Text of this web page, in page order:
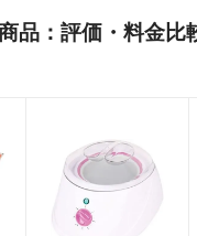
品：評価・料金比